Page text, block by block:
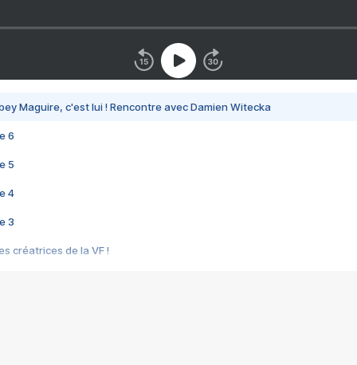
Maguire, c'est lui ! Rencontre avec Damien Witecka
6
5
4
3
créatrices de la VF !